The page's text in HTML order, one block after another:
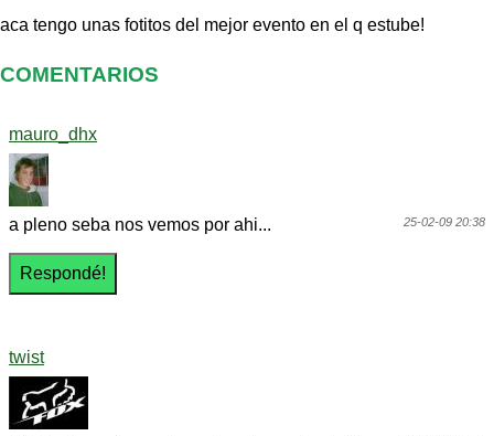
aca tengo unas fotitos del mejor evento en el q estube!
COMENTARIOS
mauro_dhx
25-02-09 20:38
a pleno seba nos vemos por ahi...
twist